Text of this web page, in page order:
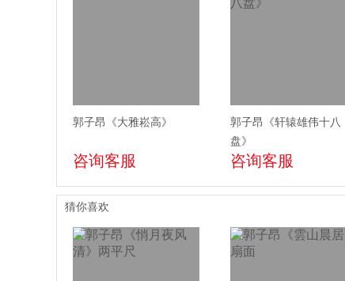
郭子昂《大雅崧高》
咨询客服
郭子昂《轩辕雄伟十八
盘》
咨询客服
猜你喜欢